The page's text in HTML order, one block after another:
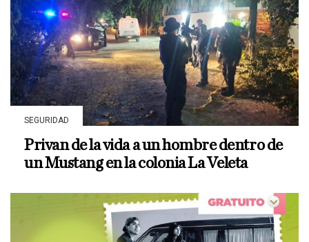
SEGURIDAD
Privan de la vida a un hombre dentro de
un Mustang en la colonia La Veleta